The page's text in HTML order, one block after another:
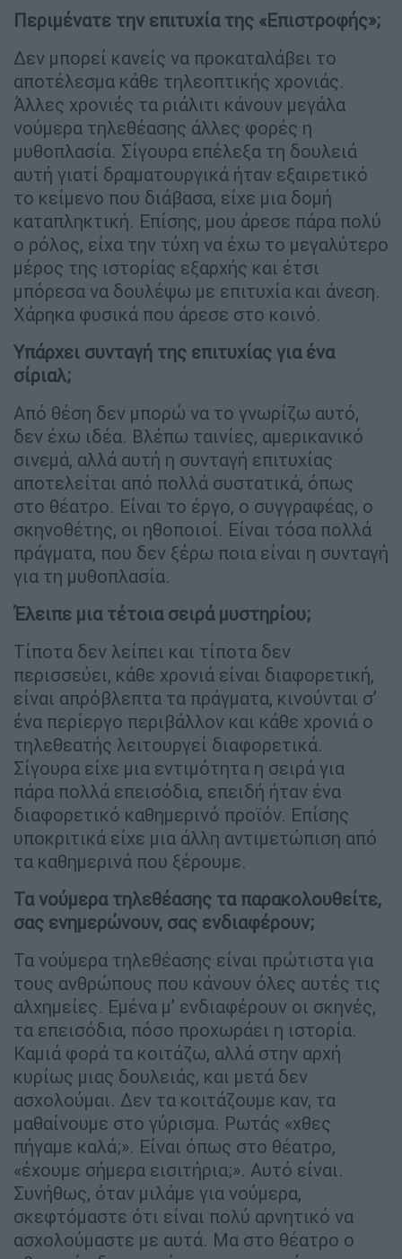
Περιμένατε την επιτυχία της «Επιστροφής»;
Δεν μπορεί κανείς να προκαταλάβει το
αποτέλεσμα κάθε τηλεοπτικής χρονιάς.
Άλλες χρονιές τα ριάλιτι κάνουν μεγάλα
νούμερα τηλεθέασης άλλες φορές η
μυθοπλασία. Σίγουρα επέλεξα τη δουλειά
αυτή γιατί δραματουργικά ήταν εξαιρετικό
το κείμενο που διάβασα, είχε μια δομή
καταπληκτική. Επίσης, μου άρεσε πάρα πολύ
ο ρόλος, είχα την τύχη να έχω το μεγαλύτερο
μέρος της ιστορίας εξαρχής και έτσι
μπόρεσα να δουλέψω με επιτυχία και άνεση.
Χάρηκα φυσικά που άρεσε στο κοινό.
Υπάρχει συνταγή της επιτυχίας για ένα
σίριαλ;
Από θέση δεν μπορώ να το γνωρίζω αυτό,
δεν έχω ιδέα. Βλέπω ταινίες, αμερικανικό
σινεμά, αλλά αυτή η συνταγή επιτυχίας
αποτελείται από πολλά συστατικά, όπως
στο θέατρο. Είναι το έργο, ο συγγραφέας, ο
σκηνοθέτης, οι ηθοποιοί. Είναι τόσα πολλά
πράγματα, που δεν ξέρω ποια είναι η συνταγή
για τη μυθοπλασία.
Έλειπε μια τέτοια σειρά μυστηρίου;
Τίποτα δεν λείπει και τίποτα δεν
περισσεύει, κάθε χρονιά είναι διαφορετική,
είναι απρόβλεπτα τα πράγματα, κινούνται σ’
ένα περίεργο περιβάλλον και κάθε χρονιά ο
τηλεθεατής λειτουργεί διαφορετικά.
Σίγουρα είχε μια εντιμότητα η σειρά για
πάρα πολλά επεισόδια, επειδή ήταν ένα
διαφορετικό καθημερινό προϊόν. Επίσης
υποκριτικά είχε μια άλλη αντιμετώπιση από
τα καθημερινά που ξέρουμε.
Τα νούμερα τηλεθέασης τα παρακολουθείτε,
σας ενημερώνουν, σας ενδιαφέρουν;
Τα νούμερα τηλεθέασης είναι πρώτιστα για
τους ανθρώπους που κάνουν όλες αυτές τις
αλχημείες. Εμένα μ’ ενδιαφέρουν οι σκηνές,
τα επεισόδια, πόσο προχωράει η ιστορία.
Καμιά φορά τα κοιτάζω, αλλά στην αρχή
κυρίως μιας δουλειάς, και μετά δεν
ασχολούμαι. Δεν τα κοιτάζουμε καν, τα
μαθαίνουμε στο γύρισμα. Ρωτάς «χθες
πήγαμε καλά;». Είναι όπως στο θέατρο,
«έχουμε σήμερα εισιτήρια;». Αυτό είναι.
Συνήθως, όταν μιλάμε για νούμερα,
σκεφτόμαστε ότι είναι πολύ αρνητικό να
ασχολούμαστε με αυτά. Μα στο θέατρο ο